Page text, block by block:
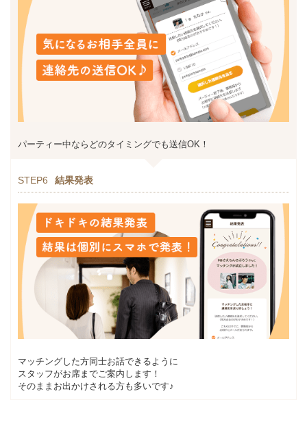
パーティー中ならどのタイミングでも送信OK！
STEP6 結果発表
マッチングした方同士お話できるように
スタッフがお席までご案内します！
そのままお出かけされる方も多いです♪